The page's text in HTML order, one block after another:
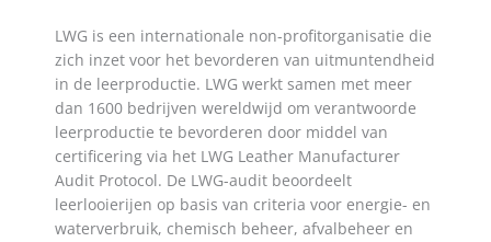
LWG is een internationale non-profitorganisatie die
zich inzet voor het bevorderen van uitmuntendheid
in de leerproductie. LWG werkt samen met meer
dan 1600 bedrijven wereldwijd om verantwoorde
leerproductie te bevorderen door middel van
certificering via het LWG Leather Manufacturer
Audit Protocol. De LWG-audit beoordeelt
leerlooierijen op basis van criteria voor energie- en
waterverbruik, chemisch beheer, afvalbeheer en